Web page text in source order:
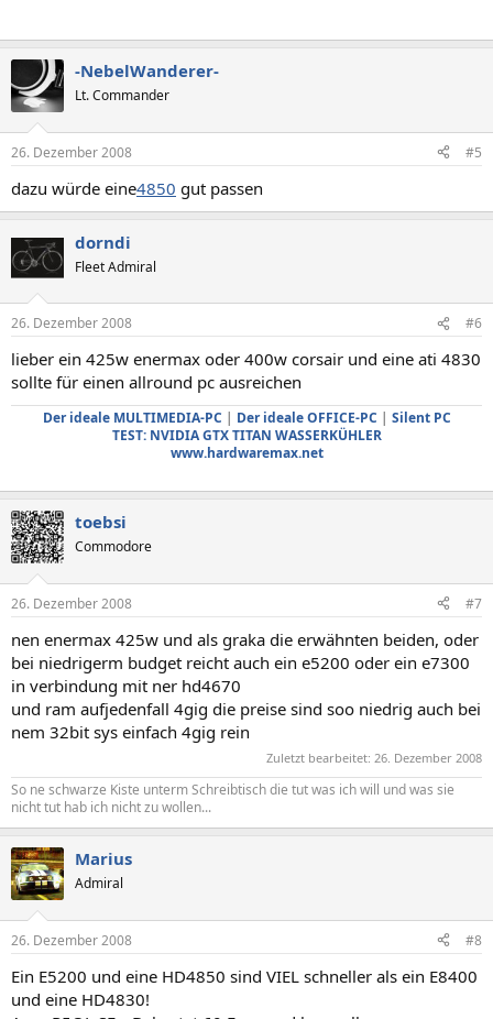
-NebelWanderer-
Lt. Commander
26. Dezember 2008 #5
dazu würde eine4850 gut passen
dorndi
Fleet Admiral
26. Dezember 2008 #6
lieber ein 425w enermax oder 400w corsair und eine ati 4830
sollte für einen allround pc ausreichen
Der ideale MULTIMEDIA-PC | Der ideale OFFICE-PC | Silent PC
TEST: NVIDIA GTX TITAN WASSERKÜHLER
www.hardwaremax.net
toebsi
Commodore
26. Dezember 2008 #7
nen enermax 425w und als graka die erwähnten beiden, oder
bei niedrigerm budget reicht auch ein e5200 oder ein e7300
in verbindung mit ner hd4670
und ram aufjedenfall 4gig die preise sind soo niedrig auch bei
nem 32bit sys einfach 4gig rein
Zuletzt bearbeitet: 26. Dezember 2008
So ne schwarze Kiste unterm Schreibtisch die tut was ich will und was sie
nicht tut hab ich nicht zu wollen...
Marius
Admiral
26. Dezember 2008 #8
Ein E5200 und eine HD4850 sind VIEL schneller als ein E8400
und eine HD4830!